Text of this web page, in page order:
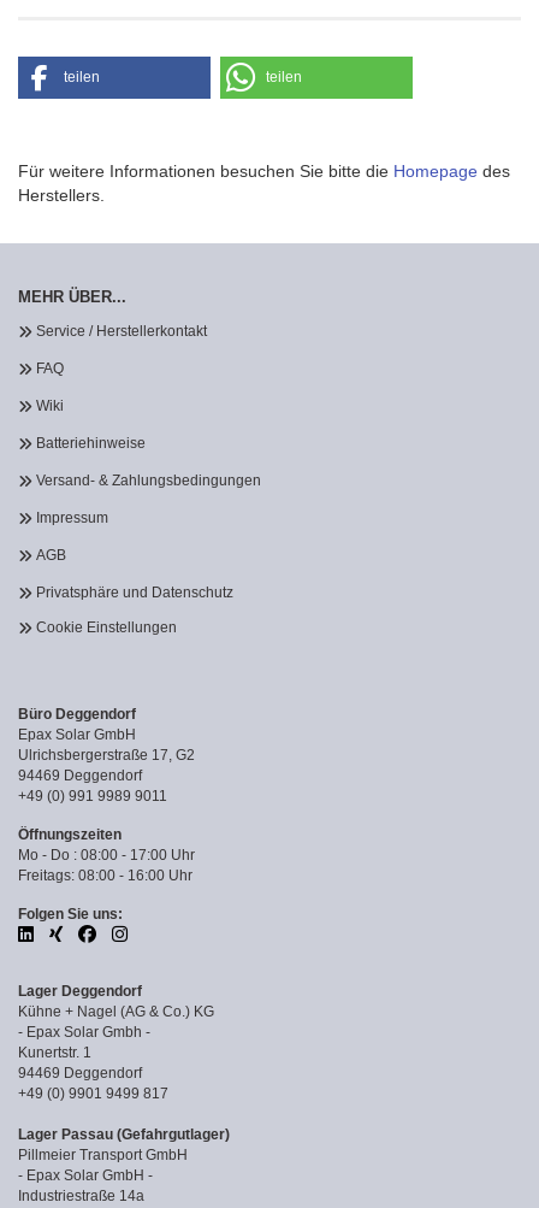
teilen teilen
Für weitere Informationen besuchen Sie bitte die Homepage des
Herstellers.
MEHR ÜBER...
Service / Herstellerkontakt
FAQ
Wiki
Batteriehinweise
Versand- & Zahlungsbedingungen
Impressum
AGB
Privatsphäre und Datenschutz
Cookie Einstellungen
Büro Deggendorf
Epax Solar GmbH
Ulrichsbergerstraße 17, G2
94469 Deggendorf
+49 (0) 991 9989 9011
Öffnungszeiten
Mo - Do : 08:00 - 17:00 Uhr
Freitags: 08:00 - 16:00 Uhr
Folgen Sie uns:
Lager Deggendorf
Kühne + Nagel (AG & Co.) KG
- Epax Solar Gmbh -
Kunertstr. 1
94469 Deggendorf
+49 (0) 9901 9499 817
Lager Passau (Gefahrgutlager)
Pillmeier Transport GmbH
- Epax Solar GmbH -
Industriestraße 14a